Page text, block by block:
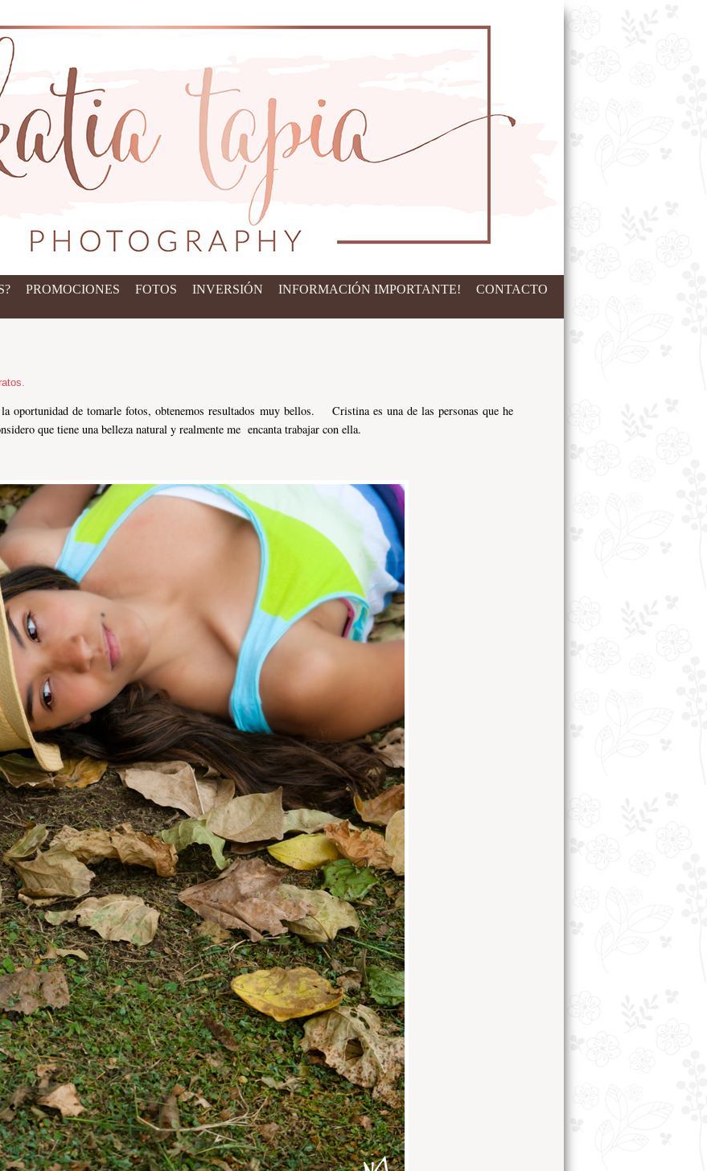
PROMOCIONES FOTOS INVERSIÓN INFORMACIÓN IMPORTANTE! CONTACTO
.
oportunidad de tomarle fotos, obtenemos resultados muy bellos. Cristina es una de las personas que he
que tiene una belleza natural y realmente me encanta trabajar con ella.